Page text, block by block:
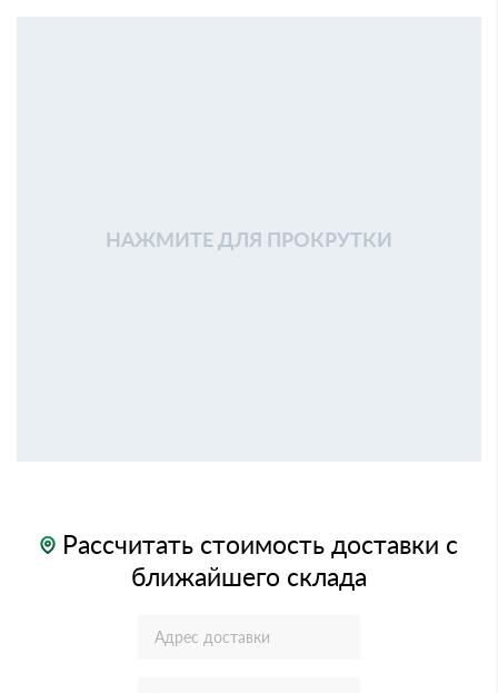
НАЖМИТЕ ДЛЯ ПРОКРУТКИ
Рассчитать стоимость доставки с
ближайшего склада